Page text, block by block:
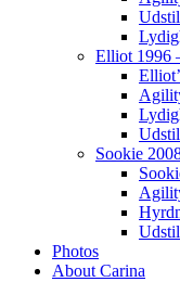
Elliot 1996
Sookie
Photos
About Carina